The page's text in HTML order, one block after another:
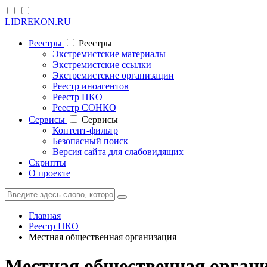
LIDREKON.RU
Реестры
Реестры
Экстремистские материалы
Экстремистские ссылки
Экстремистские организации
Реестр иноагентов
Реестр НКО
Реестр СОНКО
Cервисы
Cервисы
Контент-фильтр
Безопасный поиск
Версия сайта для слабовидящих
Скрипты
О проекте
Главная
Реестр НКО
Местная общественная организация